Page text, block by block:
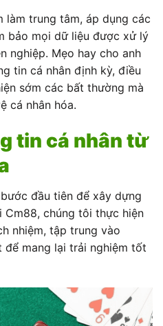
làm trung tâm, áp dụng các
bảo mọi dữ liệu được xử lý
nghiệp. Mẹo hay cho anh
tin cá nhân định kỳ, điều
sớm các bất thường mà
cá nhân hóa.
tin cá nhân từ
đầu tiên để xây dựng
Cm88, chúng tôi thực hiện
nhiệm, tập trung vào
mang lại trải nghiệm tốt